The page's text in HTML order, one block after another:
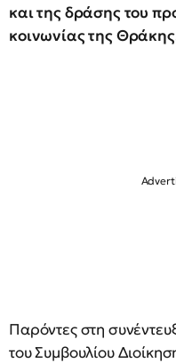
και της δράσης του
κοινωνίας της
Παρόντες στη
του Συμβουλίου